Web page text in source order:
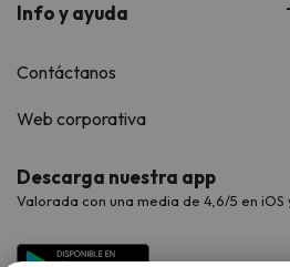
Info y ayuda
Contáctanos
Web corporativa
Descarga nuestra app
Valorada con una media de 4,6/5 en iOS